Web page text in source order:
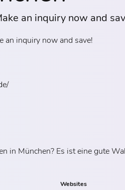
an inquiry now and
an inquiry now and save!
in München? Es ist eine gute
Websites